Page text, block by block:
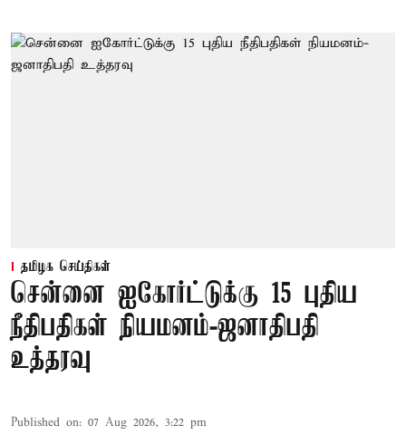
தமிழக செய்திகள்
சென்னை ஐகோர்ட்டுக்கு 15 புதிய
நீதிபதிகள் நியமனம்-ஜனாதிபதி
உத்தரவு
Published on: 07 Aug 2026, 3:22 pm